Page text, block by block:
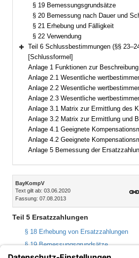
§ 19 Bemessungsgrundsätze
§ 20 Bemessung nach Dauer und
§ 21 Erhebung und Fälligkeit
§ 22 Verwendung
Bereich erweitern
Teil 6 Schlussbestimmungen (§§
[Schlussformel]
Anlage 1 Funktionen zur Beschreibung der Leistungsfähigkeit des Naturhaushalts und
Anlage 2.1 Wesentliche wertbestimmende Merkmale und
Anlage 2.2 Wesentliche wertbestimmende Merkmale und
Anlage 2.3 Wesentliche wertbestimmende Merkmale und Ausprägungen
Anlage 3.1 Matrix zur Ermittlung des Kompensationsbedarfs des
Anlage 3.2 Matrix zur Ermittlung und Bewertung des Kompensationsumfangs des
Anlage 4.1 Geeignete Kompensationsmaßnahmen für das
Anlage 4.2 Geeignete Kompensationsmaßnahmen für die Schutzgüter
Anlage 5 Bemessung der Ersatzzahlungen für
Inhalt
BayKompV
Text gilt ab: 03.06.2020
Fassung: 07.08.2013
Teil 5 Ersatzzahlungen
§ 18 Erhebung von Ersatzzahlungen
§ 19 Bemessungsgrundsätze